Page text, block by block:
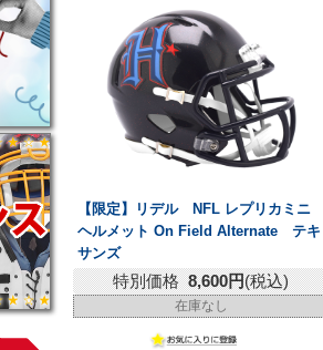
【限定】リデル NFL レプリカミニ
ヘルメット On Field Alternate テキ
サンズ
特別価格 8,600円(税込)
在庫なし